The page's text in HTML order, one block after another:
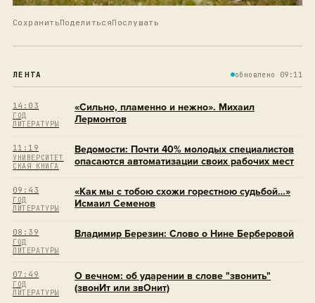
СохранитьПоделитьсяПослушать
ЛЕНТА обновлено 09:11
14:03
ГОД
ЛИТЕРАТУРЫ
«Сильно, пламенно и нежно». Михаил
Лермонтов
11:19
УНИВЕРСИТЕТ
СКАЯ КНИГА
Ведомости: Почти 40% молодых специалистов
опасаются автоматизации своих рабочих мест
09:43
ГОД
ЛИТЕРАТУРЫ
«Как мы с тобою схожи горестною судьбой…»
Исмаил Семенов
08:39
ГОД
ЛИТЕРАТУРЫ
Владимир Березин: Слово о Нине Берберовой
07:49
ГОД
ЛИТЕРАТУРЫ
О вечном: об ударении в слове "звонить"
(звонИт или звОнит)